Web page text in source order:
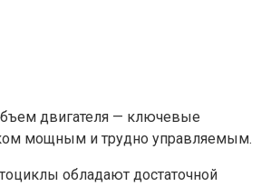
двигателя — ключевые
мощным и трудно управляемым.​
обладают достаточной